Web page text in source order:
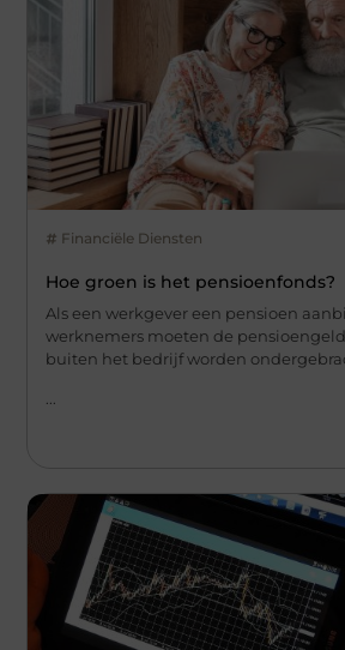
Financiële Diensten
Hoe groen is het pensioenfonds?
Als een werkgever een pensioen
werknemers moeten de
buiten het bedrijf worden